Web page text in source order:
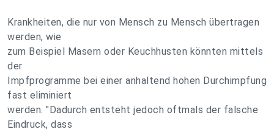
Krankheiten, die nur von Mensch zu Mensch übertragen
werden, wie
zum Beispiel Masern oder Keuchhusten könnten mittels
der
Impfprogramme bei einer anhaltend hohen Durchimpfung
fast eliminiert
werden. "Dadurch entsteht jedoch oftmals der falsche
Eindruck, dass